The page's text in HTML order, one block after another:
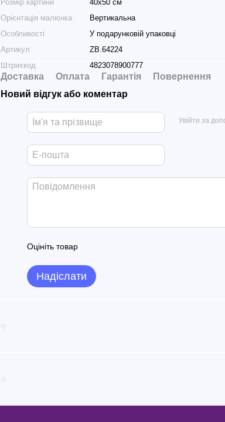
Розмір картини
40х50 см
Орієнтація малюнка
Вертикальна
Особливості
У подарунковій упаковці
Артикул
ZB.64224
Штрихкод
4823078900777
Доставка Оплата Гарантія
Повернення
Новий відгук або коментар
Увійти за
Оцініть товар
Надіслати